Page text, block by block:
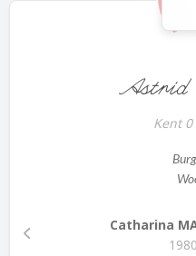
Astrid
Kent
Catharina